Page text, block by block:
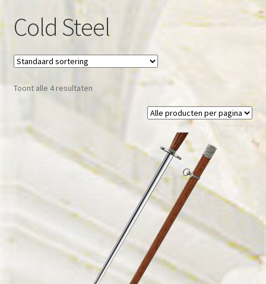
Mijn account
contact
voorwaarden
Agenda
Wetenswaardigheden
Cold Steel
Toont alle 4 resultaten